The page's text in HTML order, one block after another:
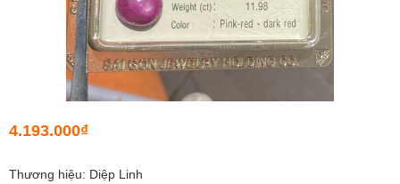
4.193.000₫
Thương hiệu: Diệp Linh